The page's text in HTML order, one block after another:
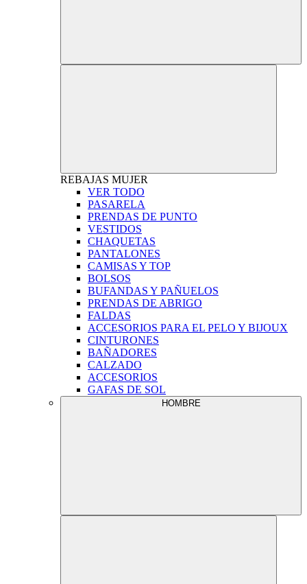
REBAJAS MUJER
VER TODO
PASARELA
PRENDAS DE PUNTO
VESTIDOS
CHAQUETAS
PANTALONES
CAMISAS Y TOP
BOLSOS
BUFANDAS Y PAÑUELOS
PRENDAS DE ABRIGO
FALDAS
ACCESORIOS PARA EL PELO Y BIJOUX
CINTURONES
BAÑADORES
CALZADO
ACCESORIOS
GAFAS DE SOL
HOMBRE